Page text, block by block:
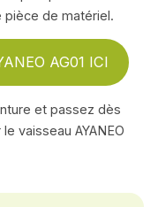
de matériel.
AG01 ICI
et passez dès
vaisseau AYANEO